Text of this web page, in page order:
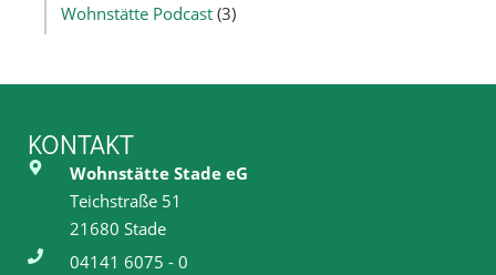
Wohnstätte Podcast (3)
KONTAKT
Wohnstätte Stade eG
Teichstraße 51
21680 Stade
04141 6075 - 0